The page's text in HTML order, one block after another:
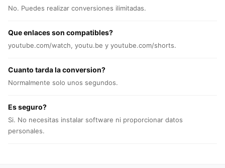
No. Puedes realizar conversiones ilimitadas.
Que enlaces son compatibles?
youtube.com/watch, youtu.be y youtube.com/shorts.
Cuanto tarda la conversion?
Normalmente solo unos segundos.
Es seguro?
Si. No necesitas instalar software ni proporcionar datos
personales.